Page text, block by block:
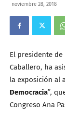
noviembre 28, 2018
El presidente
Caballero, ha
la exposición al
Democracia”,
Congreso Ana